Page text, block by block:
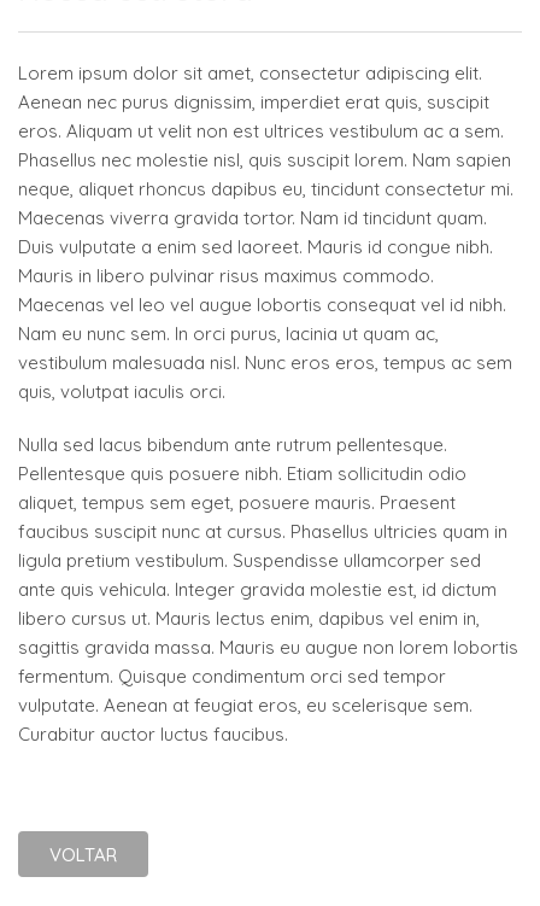
Lorem ipsum dolor sit amet, consectetur adipiscing elit.
Aenean nec purus dignissim, imperdiet erat quis, suscipit
eros. Aliquam ut velit non est ultrices vestibulum ac a sem.
Phasellus nec molestie nisl, quis suscipit lorem. Nam sapien
neque, aliquet rhoncus dapibus eu, tincidunt consectetur mi.
Maecenas viverra gravida tortor. Nam id tincidunt quam.
Duis vulputate a enim sed laoreet. Mauris id congue nibh.
Mauris in libero pulvinar risus maximus commodo.
Maecenas vel leo vel augue lobortis consequat vel id nibh.
Nam eu nunc sem. In orci purus, lacinia ut quam ac,
vestibulum malesuada nisl. Nunc eros eros, tempus ac sem
quis, volutpat iaculis orci.
Nulla sed lacus bibendum ante rutrum pellentesque.
Pellentesque quis posuere nibh. Etiam sollicitudin odio
aliquet, tempus sem eget, posuere mauris. Praesent
faucibus suscipit nunc at cursus. Phasellus ultricies quam in
ligula pretium vestibulum. Suspendisse ullamcorper sed
ante quis vehicula. Integer gravida molestie est, id dictum
libero cursus ut. Mauris lectus enim, dapibus vel enim in,
sagittis gravida massa. Mauris eu augue non lorem lobortis
fermentum. Quisque condimentum orci sed tempor
vulputate. Aenean at feugiat eros, eu scelerisque sem.
Curabitur auctor luctus faucibus.
VOLTAR